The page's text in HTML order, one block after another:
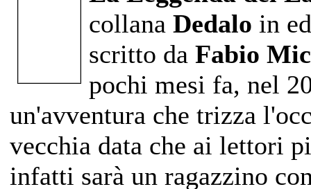
collana Dedalo in
scritto da Fabio
pochi mesi fa, nel
un'avventura che trizza
vecchia data che ai lettori
infatti sarà un ragazzino